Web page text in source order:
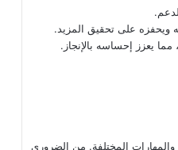
ويحفزه على تحقيق المزيد.
يعزز إحساسه بالإنجاز.
المختلفة. من الضروري